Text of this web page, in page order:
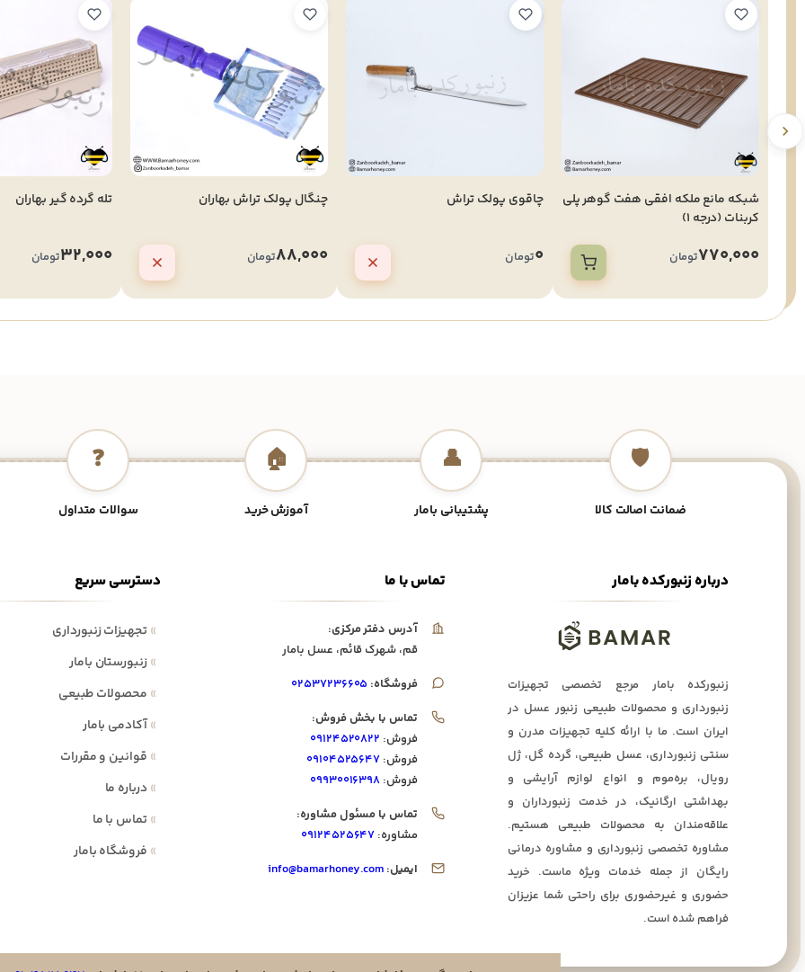
شبکه مانع ملکه افقی هفت گوهر پلی
کربنات (درجه 1)
770,000تومان
چاقوی پولک تراش
0تومان
چنگال پولک تراش بهاران
88,000تومان
تله گرده گیر بهاران
32,000تومان
🛡️
ضمانت اصالت کالا
👤
پشتیبانی بامار
🏠
آموزش خرید
❓
سوالات متداول
دسترسی سریع
»تجهیزات زنبورداری
»زنبورستان بامار
» محصولات طبیعی
»آکادمی بامار
» قوانین و مقررات
» درباره ما
»تماس با ما
» فروشگاه بامار
تماس با ما
آدرس دفتر مرکزی:
قم، شهرک قائم، عسل بامار
فروشگاه: ۰۲۵۳۷۲۳۶۶۰۵
تماس با بخش فروش:
فروش: ۰۹۱۲۴۵۲۰۸۲۲
فروش: ۰۹۱۰۴۵۲۵۶۴۷
فروش: ۰۹۹۳۰۰۱۶۳۹۸
تماس با مسئول مشاوره:
مشاوره: ۰۹۱۲۴۵۲۵۶۴۷
ایمیل: info@bamarhoney.com
درباره زنبورکده بامار
زنبورکده بامار مرجع تخصصی تجهیزات
زنبورداری و محصولات طبیعی زنبور عسل در
ایران است. ما با ارائه کلیه تجهیزات مدرن و
سنتی زنبورداری، عسل طبیعی، گرده گل، ژل
رویال، بره‌موم و انواع لوازم آرایشی و
بهداشتی ارگانیک، در خدمت زنبورداران و
علاقه‌مندان به محصولات طبیعی هستیم.
مشاوره تخصصی زنبورداری و مشاوره درمانی
رایگان از جمله خدمات ویژه ماست. خرید
حضوری و غیرحضوری برای راحتی شما عزیزان
فراهم شده است.